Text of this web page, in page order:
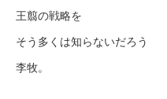
王翦の戦略を
そう多くは知らないだろう
李牧。